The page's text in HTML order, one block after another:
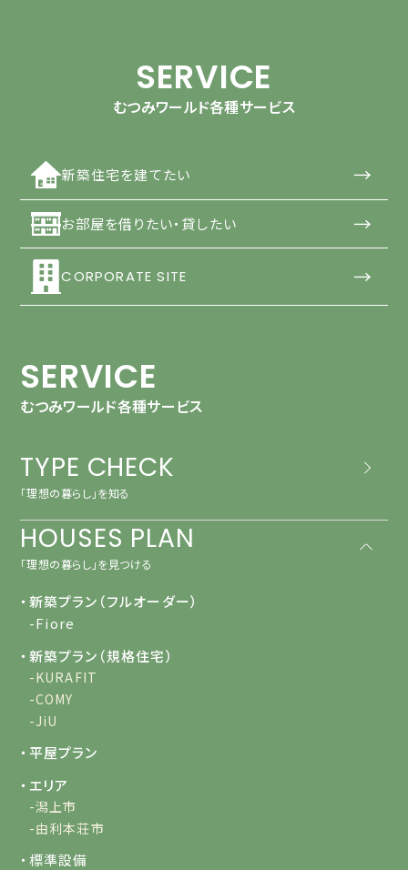
SERVICE
むつみワールド各種サービス
新築住宅を建てたい →
お部屋を借りたい・貸したい →
CORPORATE SITE →
SERVICE
むつみワールド各種サービス
TYPE CHECK
「理想の暮らし」を知る
HOUSES PLAN
「理想の暮らし」を見つける
・新築プラン（フルオーダー）
-Fiore
・新築プラン（規格住宅）
-KURAFIT
-COMY
-JiU
・平屋プラン
・エリア
-潟上市
-由利本荘市
・標準設備